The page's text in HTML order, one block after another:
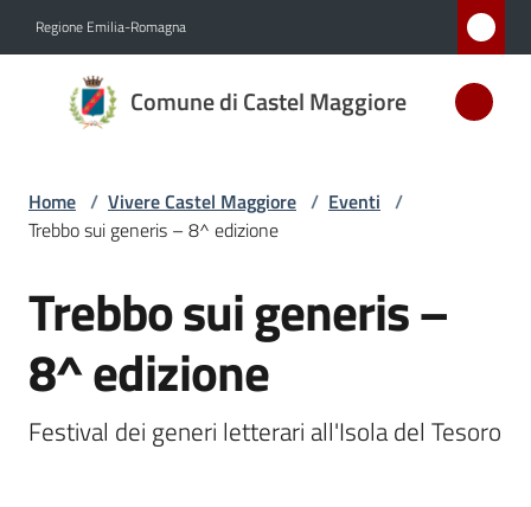
Regione Emilia-Romagna
Comune di Castel Maggiore
Comune
di Castel
D'ARGENTO
AL MERITO
Amministrazione
Novità
Home / Vivere Castel Maggiore / Eventi /
Trebbo sui generis – 8^ edizione
Salta al contenuto
Trebbo sui generis –
8^ edizione
Festival dei generi letterari all'Isola del Tesoro